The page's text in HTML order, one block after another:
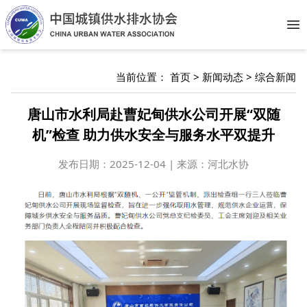
当前位置： 首页 > 新闻动态 > 综合新闻
唐山市水利局赴曹妃甸供水公司开展“双随
机”检查 助力供水安全与服务水平双提升
发布日期： 2025-12-04 | 来源：河北水协